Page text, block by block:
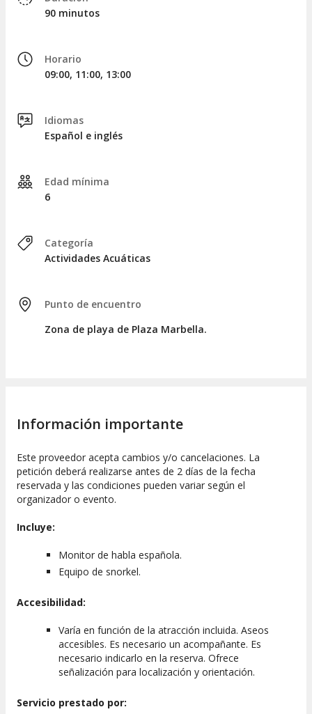
para entregar el equipo utilizado en esta actividad de snorkel.
90 minutos
Horario
09:00, 11:00, 13:00
Idiomas
Español e inglés
Edad mínima
6
Categoría
Actividades Acuáticas
Punto de encuentro
Zona de playa de Plaza Marbella.
Información importante
Este proveedor acepta cambios y/o cancelaciones. La
petición deberá realizarse antes de 2 días de la fecha
reservada y las condiciones pueden variar según el
organizador o evento.
Incluye:
Monitor de habla española.
Equipo de snorkel.
Accesibilidad:
Varía en función de la atracción incluida. Aseos
accesibles. Es necesario un acompañante. Es
necesario indicarlo en la reserva. Ofrece
señalización para localización y orientación.
Servicio prestado por: